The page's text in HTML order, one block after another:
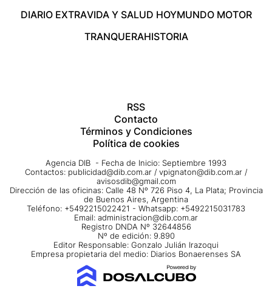
DIARIO EXTRAVIDA Y SALUD HOYMUNDO MOTOR
TRANQUERAHISTORIA
RSS
Contacto
Términos y Condiciones
Política de cookies
Agencia DIB - Fecha de Inicio: Septiembre 1993
Contactos: publicidad@dib.com.ar / vpignaton@dib.com.ar /
avisosdib@gmail.com
Dirección de las oficinas: Calle 48 Nº 726 Piso 4, La Plata; Provincia
de Buenos Aires, Argentina
Teléfono: +5492215022421 - Whatsapp: +5492215031783
Email: administracion@dib.com.ar
Registro DNDA Nº 32644856
Nº de edición: 9.890
Editor Responsable: Gonzalo Julián Irazoqui
Empresa propietaria del medio: Diarios Bonaerenses SA